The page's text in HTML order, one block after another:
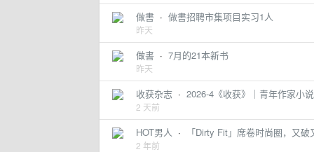
做書 · 做書招聘市集项目实习1人
昨天
做書 · 7月的21本新书
昨天
收获杂志 · 2026-4《收获》｜青年作家小
2 天前
HOT男人 · 「Dirty Fit」席卷时尚圈，又
2 年前